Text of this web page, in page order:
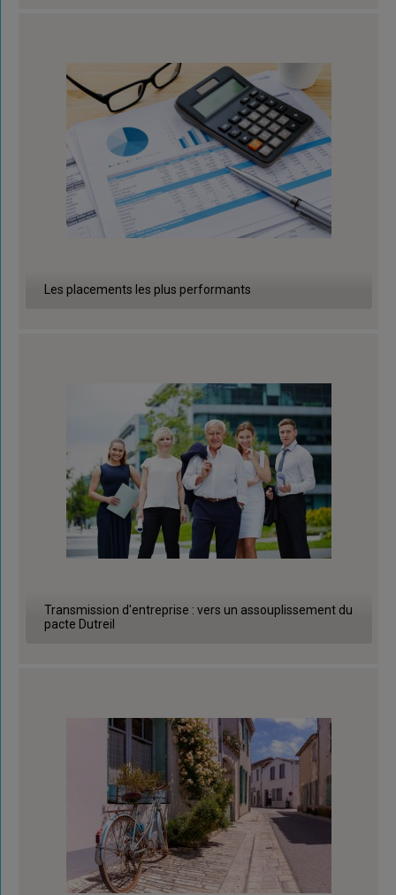
Les placements les plus performants
Transmission d'entreprise : vers un assouplissement du
pacte Dutreil